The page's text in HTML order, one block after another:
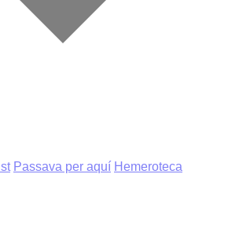
Passava per aquí Hemeroteca